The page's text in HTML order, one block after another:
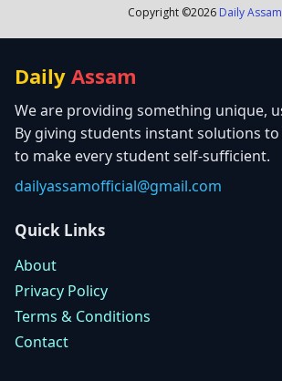
Copyright ©2026 Daily Assam
Daily Assam
We are providing something unique,
By giving students instant solutions
to make every student self-sufficient.
dailyassamofficial@gmail.com
Quick Links
About
Privacy Policy
Terms & Conditions
Contact